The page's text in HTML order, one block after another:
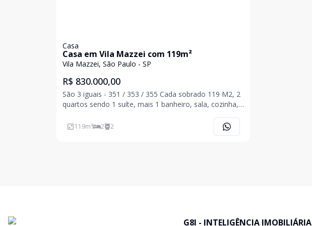
Casa
Casa em Vila Mazzei com 119m²
Vila Mazzei, São Paulo - SP
R$ 830.000,00
São 3 iguais - 351 / 353 / 355 Cada sobrado 119 M2, 2
quartos sendo 1 suíte, mais 1 banheiro, sala, cozinha,
119m² 2 2
G8I - INTELIGÊNCIA IMOBILIÁRIA